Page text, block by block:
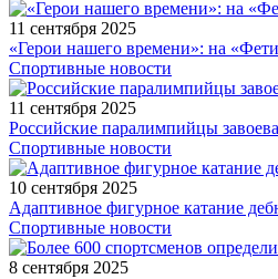
11 сентября 2025
«Герои нашего времени»: на
Спортивные новости
11 сентября 2025
Российские паралимпийцы
Спортивные новости
10 сентября 2025
Адаптивное фигурное катание
Спортивные новости
8 сентября 2025